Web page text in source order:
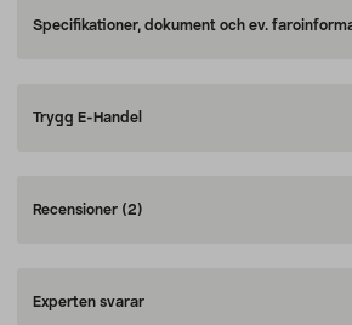
Specifikationer, dokument och ev.
Trygg E-Handel
Recensioner (2)
Experten svarar